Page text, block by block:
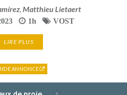
, Matthieu Lietaert
1h VOST
LIRE PLUS
ANNONCE